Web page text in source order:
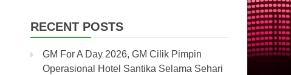
RECENT POSTS
GM For A Day 2026, GM Cilik Pimpin
Operasional Hotel Santika Selama Sehari